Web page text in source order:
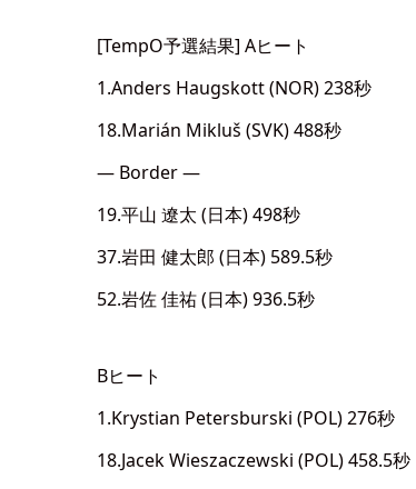
[TempO予選結果] Aヒート
1.Anders Haugskott (NOR) 238秒
18.Marián Mikluš (SVK) 488秒
— Border —
19.平山 遼太 (日本) 498秒
37.岩田 健太郎 (日本) 589.5秒
52.岩佐 佳祐 (日本) 936.5秒
Bヒート
1.Krystian Petersburski (POL) 276秒
18.Jacek Wieszaczewski (POL) 458.5秒